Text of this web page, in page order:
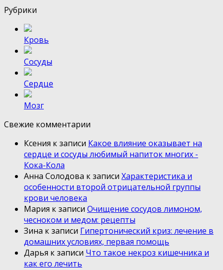
Рубрики
Кровь
Сосуды
Сердце
Мозг
Свежие комментарии
Ксения к записи Какое влияние оказывает на
сердце и сосуды любимый напиток многих -
Кока-Кола
Анна Солодова к записи Характеристика и
особенности второй отрицательной группы
крови человека
Мария к записи Очищение сосудов лимоном,
чесноком и медом: рецепты
Зина к записи Гипертонический криз: лечение в
домашних условиях, первая помощь
Дарья к записи Что такое некроз кишечника и
как его лечить